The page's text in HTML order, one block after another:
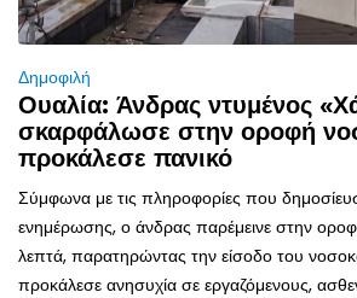
Δημοφιλή
Ουαλία: Άνδρας ντυμένος
σκαρφάλωσε στην οροφή
προκάλεσε πανικό
Σύμφωνα με τις πληροφορίες που
ενημέρωσης, ο άνδρας παρέμεινε στην
λεπτά, παρατηρώντας την είσοδο του
προκάλεσε ανησυχία σε εργαζόμενους,